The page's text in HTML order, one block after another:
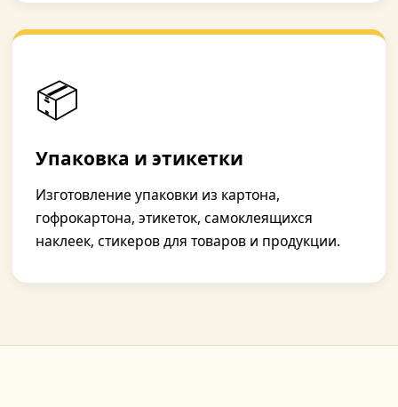
📦
Упаковка и этикетки
Изготовление упаковки из картона,
гофрокартона, этикеток, самоклеящихся
наклеек, стикеров для товаров и продукции.